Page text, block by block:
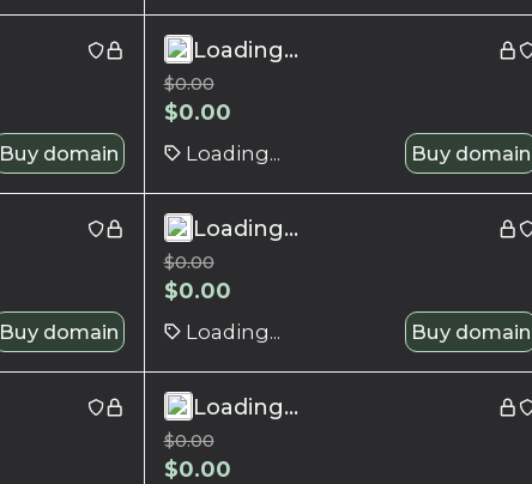
Buy domain
Loading...
$0.00
$0.00
Loading... Buy domain
Buy domain
Loading...
$0.00
$0.00
Loading... Buy domain
Loading...
$0.00
$0.00